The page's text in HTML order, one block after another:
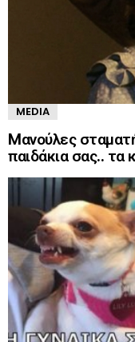
MEDIA
Mανούλες
παιδάκια σας..